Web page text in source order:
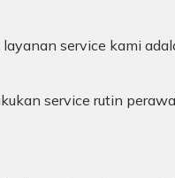
service kami
service rutin